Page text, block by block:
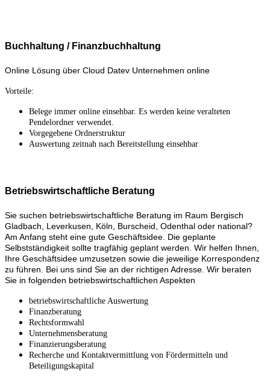
Buchhaltung / Finanzbuchhaltung
Online Lösung über Cloud Datev Unternehmen online
Vorteile:
Belege immer online einsehbar. Es werden keine veralteten
Pendelordner verwendet.
Vorgegebene Ordnerstruktur
Auswertung zeitnah nach Bereitstellung einsehbar
Betriebswirtschaftliche Beratung
Sie suchen betriebswirtschaftliche Beratung im Raum Bergisch
Gladbach, Leverkusen, Köln, Burscheid, Odenthal oder national?
Am Anfang steht eine gute Geschäftsidee. Die geplante
Selbstständigkeit sollte tragfähig geplant werden. Wir helfen Ihnen,
Ihre Geschäftsidee umzusetzen sowie die jeweilige Korrespondenz
zu führen. Bei uns sind Sie an der richtigen Adresse. Wir beraten
Sie in folgenden betriebswirtschaftlichen Aspekten
betriebswirtschaftliche Auswertung
Finanzberatung
Rechtsformwahl
Unternehmensberatung
Finanzierungsberatung
Recherche und Kontaktvermittlung von Fördermitteln und
Beteiligungskapital